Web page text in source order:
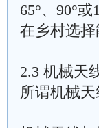
65°、90°
在乡村选
2.3 机械天
所谓机械